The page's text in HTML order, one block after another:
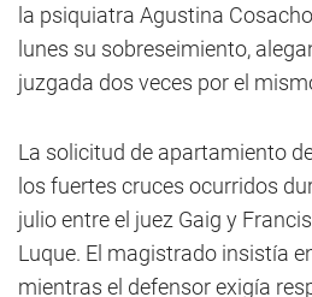
la psiquiatra Agustina
lunes su sobreseimiento,
juzgada dos veces por el
La solicitud de apartamiento
los fuertes cruces ocurridos
julio entre el juez Gaig y
Luque. El magistrado insistía
mientras el defensor exigía